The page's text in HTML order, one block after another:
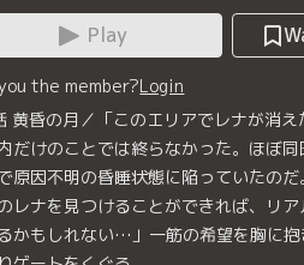
Play
the member?Login
黄昏の月／「このエリアでレナが消
だけのことでは終らなかった。ほぼ同
原因不明の昏睡状態に陥っていたの
レナを見つけることができれば、リ
かもしれない…」一筋の希望を胸に抱